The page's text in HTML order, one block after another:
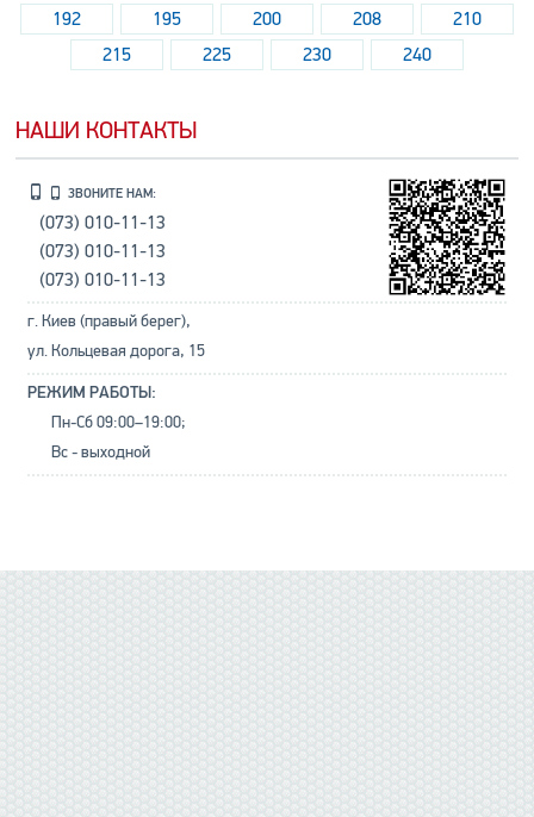
192
195 200 208
210
215
225 230 240
НАШИ КОНТАКТЫ
ЗВОНИТЕ НАМ:
(073) 010-11-13
(073) 010-11-13
(073) 010-11-13
г. Киев (правый берег),
ул. Кольцевая дорога, 15
РЕЖИМ РАБОТЫ:
Пн-Сб 09:00–19:00;
Вс - выходной